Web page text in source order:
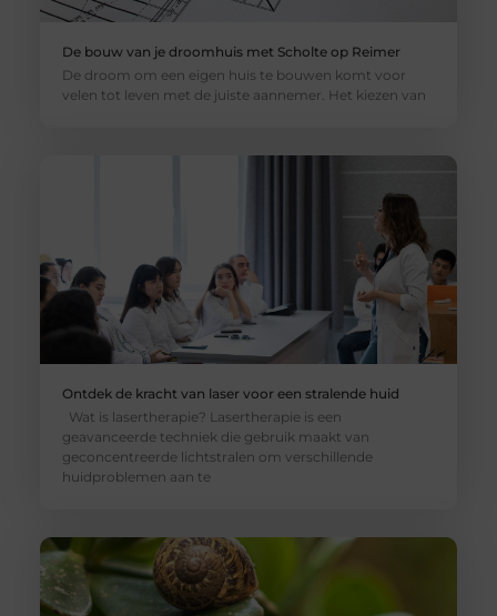
De bouw van je droomhuis met Scholte op Reimer
De droom om een eigen huis te bouwen komt voor
velen tot leven met de juiste aannemer. Het kiezen van
Ontdek de kracht van laser voor een stralende huid
Wat is lasertherapie? Lasertherapie is een
geavanceerde techniek die gebruik maakt van
geconcentreerde lichtstralen om verschillende
huidproblemen aan te